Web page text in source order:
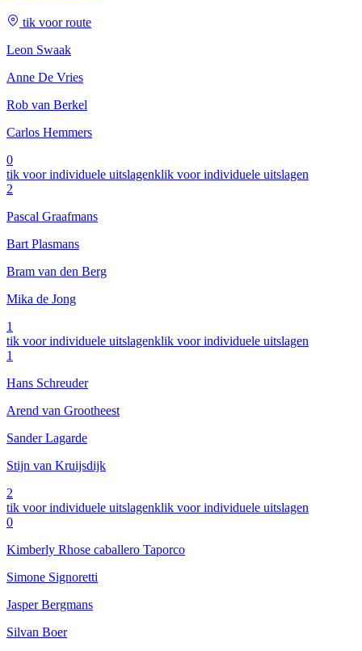
tik voor route
Leon Swaak
Anne De Vries
Rob van Berkel
Carlos Hemmers
0
tik voor individuele uitslagenklik voor individuele uitslagen
2
Pascal Graafmans
Bart Plasmans
Bram van den Berg
Mika de Jong
1
tik voor individuele uitslagenklik voor individuele uitslagen
1
Hans Schreuder
Arend van Grootheest
Sander Lagarde
Stijn van Kruijsdijk
2
tik voor individuele uitslagenklik voor individuele uitslagen
0
Kimberly Rhose caballero Taporco
Simone Signoretti
Jasper Bergmans
Silvan Boer